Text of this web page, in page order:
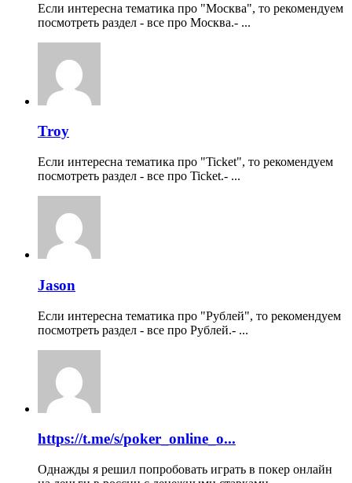
Если интересна тематика про "Москва", то рекомендуем
посмотреть раздел - все про Москва.- ...
Troy
Если интересна тематика про "Ticket", то рекомендуем
посмотреть раздел - все про Ticket.- ...
Jason
Если интересна тематика про "Рублей", то рекомендуем
посмотреть раздел - все про Рублей.- ...
https://t.me/s/poker_online_o...
Однажды я решил попробовать играть в покер онлайн